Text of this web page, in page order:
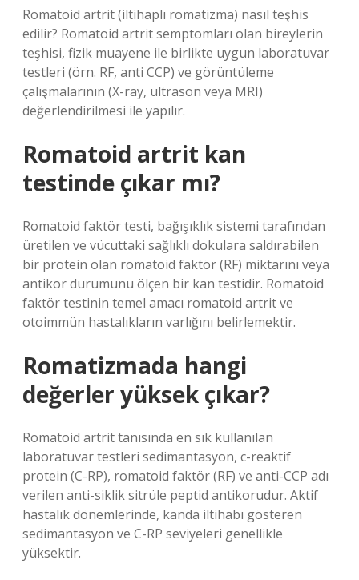
Romatoid artrit (iltihaplı romatizma) nasıl teşhis
edilir? Romatoid artrit semptomları olan bireylerin
teşhisi, fizik muayene ile birlikte uygun laboratuvar
testleri (örn. RF, anti CCP) ve görüntüleme
çalışmalarının (X-ray, ultrason veya MRI)
değerlendirilmesi ile yapılır.
Romatoid artrit kan
testinde çıkar mı?
Romatoid faktör testi, bağışıklık sistemi tarafından
üretilen ve vücuttaki sağlıklı dokulara saldırabilen
bir protein olan romatoid faktör (RF) miktarını veya
antikor durumunu ölçen bir kan testidir. Romatoid
faktör testinin temel amacı romatoid artrit ve
otoimmün hastalıkların varlığını belirlemektir.
Romatizmada hangi
değerler yüksek çıkar?
Romatoid artrit tanısında en sık kullanılan
laboratuvar testleri sedimantasyon, c-reaktif
protein (C-RP), romatoid faktör (RF) ve anti-CCP adı
verilen anti-siklik sitrüle peptid antikorudur. Aktif
hastalık dönemlerinde, kanda iltihabı gösteren
sedimantasyon ve C-RP seviyeleri genellikle
yüksektir.